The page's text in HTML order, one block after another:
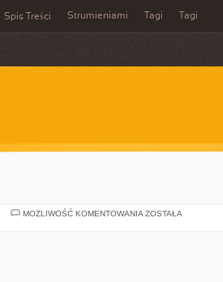
Spis Treści Strumieniami Tagi Tagi
MOŻLIWOŚĆ KOMENTOWANIA SZKOŁA
ZOSTAŁA